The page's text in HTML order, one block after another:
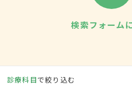
検索フォーム
診療科目で絞り込む